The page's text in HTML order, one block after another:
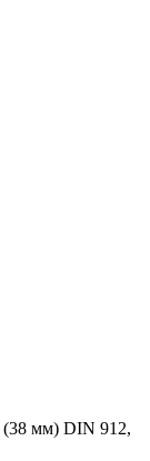
мм) DIN 912,